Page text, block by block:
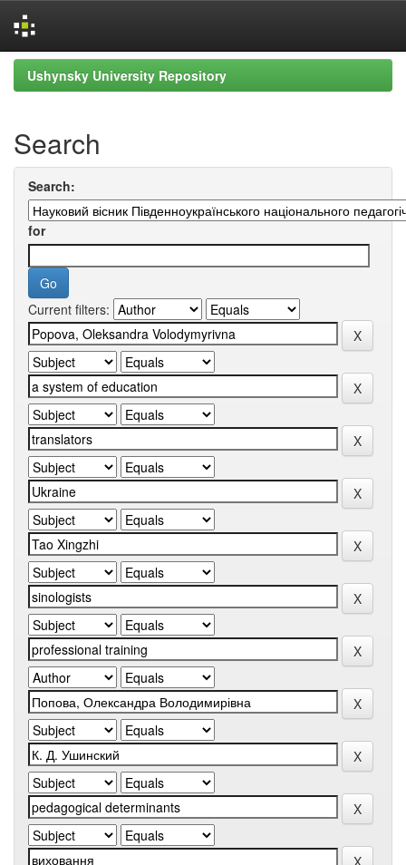
Skip
navigation
Ushynsky University Repository
Search
Search:
for
Current filters: